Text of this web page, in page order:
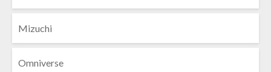
Mizuchi
Omniverse